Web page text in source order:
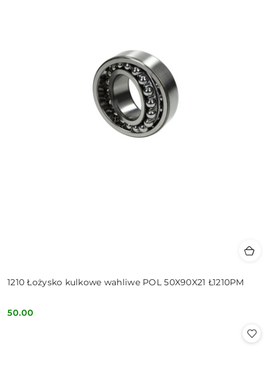
1210 Łożysko kulkowe wahliwe POL 50X90X21 Ł1210PM
Cena:
50.00